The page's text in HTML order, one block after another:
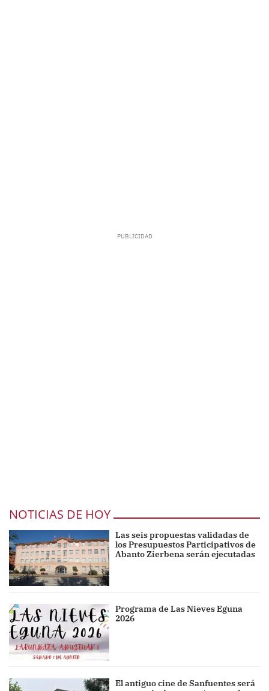
NOTICIAS DE HOY
Las seis propuestas validadas de
los Presupuestos Participativos de
Abanto Zierbena serán ejecutadas
Programa de Las Nieves Eguna
2026
El antiguo cine de Sanfuentes será